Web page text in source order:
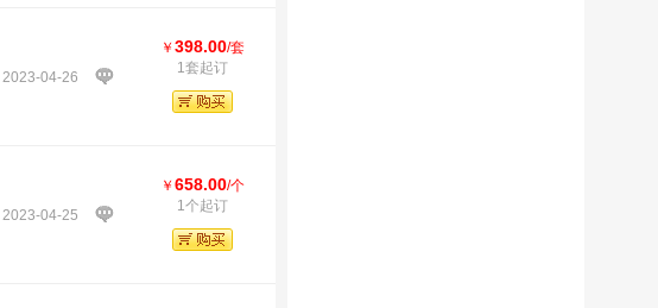
2023-04-26
￥ 398.00/套
1套起订
2023-04-25
￥ 658.00/个
1个起订